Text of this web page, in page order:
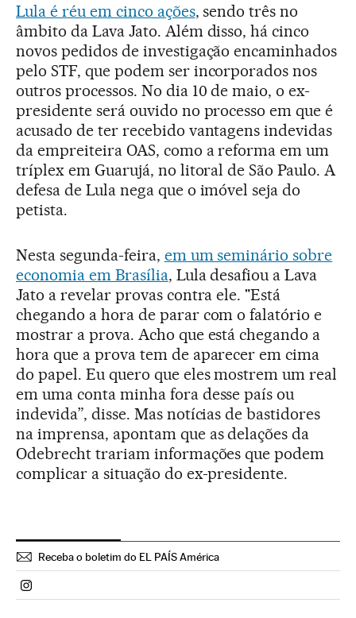
Lula é réu em cinco ações, sendo três no
âmbito da Lava Jato. Além disso, há cinco
novos pedidos de investigação encaminhados
pelo STF, que podem ser incorporados nos
outros processos. No dia 10 de maio, o ex-
presidente será ouvido no processo em que é
acusado de ter recebido vantagens indevidas
da empreiteira OAS, como a reforma em um
tríplex em Guarujá, no litoral de São Paulo. A
defesa de Lula nega que o imóvel seja do
petista.
Nesta segunda-feira, em um seminário sobre
economia em Brasília, Lula desafiou a Lava
Jato a revelar provas contra ele. "Está
chegando a hora de parar com o falatório e
mostrar a prova. Acho que está chegando a
hora que a prova tem de aparecer em cima
do papel. Eu quero que eles mostrem um real
em uma conta minha fora desse país ou
indevida”, disse. Mas notícias de bastidores
na imprensa, apontam que as delações da
Odebrecht trariam informações que podem
complicar a situação do ex-presidente.
Receba o boletim do EL PAÍS América
Politica El País Brasil en Instagram